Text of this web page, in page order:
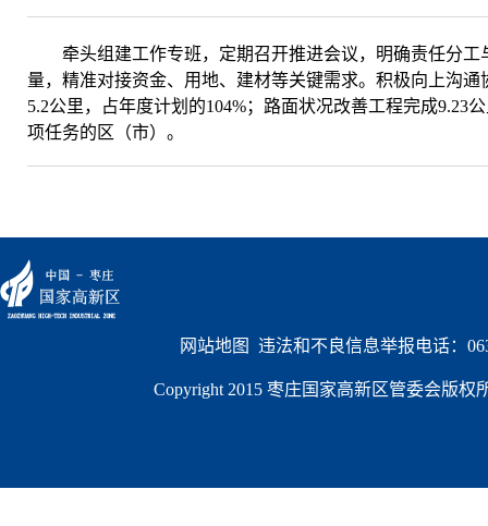
牵头组建工作专班，定期召开推进会议，明确责任分工
量，精准对接资金、用地、建材等关键需求。积极向上沟
5.2公里，占年度计划的104%；路面状况改善工程完成9.23
项任务的区（市）。
网站地图
违法和不良信息举报电话：
Copyright 2015 枣庄国家高新区管委会版权